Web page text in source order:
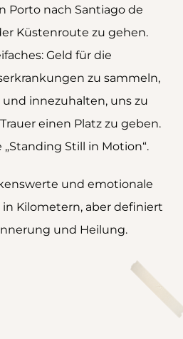
Porto nach Santiago de
Küstenroute zu gehen.
Geld für die
zu sammeln,
innezuhalten, uns zu
einen Platz zu geben.
Still in Motion“.
und emotionale
in Kilometern, aber definiert
und Heilung.